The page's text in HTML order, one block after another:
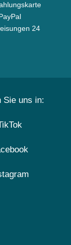
24
Sie uns in: